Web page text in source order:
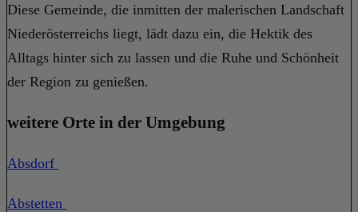
Diese Gemeinde, die inmitten der malerischen Landschaft
Niederösterreichs liegt, lädt dazu ein, die Hektik des
Alltags hinter sich zu lassen und die Ruhe und Schönheit
der Region zu genießen.
weitere Orte in der Umgebung
Absdorf
Abstetten